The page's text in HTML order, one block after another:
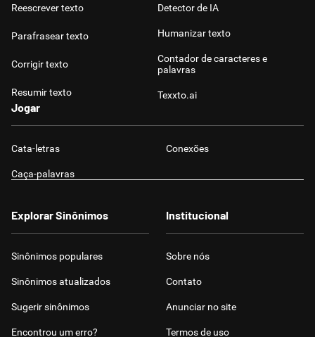
Reescrever texto
Parafrasear texto
Corrigir texto
Resumir texto
Detector de IA
Humanizar texto
Contador de caracteres e
palavras
Texxto.ai
Jogar
Cata-letras Conexões
Caça-palavras
Explorar Sinônimos
Sinônimos populares
Sinônimos atualizados
Sugerir sinônimos
Encontrou um erro?
Institucional
Sobre nós
Contato
Anunciar no site
Termos de uso